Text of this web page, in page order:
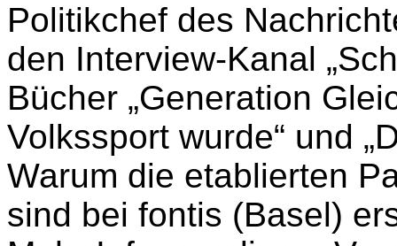
Politikchef des
den Interview-Kanal
Bücher „Generation
Volkssport wurde“ und
Warum die etablierten
sind bei fontis (Basel)